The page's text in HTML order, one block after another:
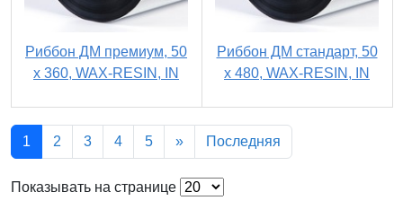
Риббон ДМ премиум, 50
х 360, WAX-RESIN, IN
Риббон ДМ стандарт, 50
х 480, WAX-RESIN, IN
1 2 3 4 5 » Последняя
Показывать на странице